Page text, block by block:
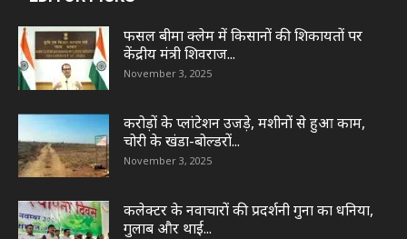
फसल बीमा क्लेम में किसानों की शिकायतों पर
केंद्रीय मंत्री शिवराज...
November 3, 2025
करोड़ों के प्लांटेशन उजड़े, मशीनों से हुआ काम,
चोरी के खंडा-बोल्डरों...
November 3, 2025
कलेक्टर के नवाचारों की प्रदर्शनी गुना का धनिया,
गुलाब और थाई...